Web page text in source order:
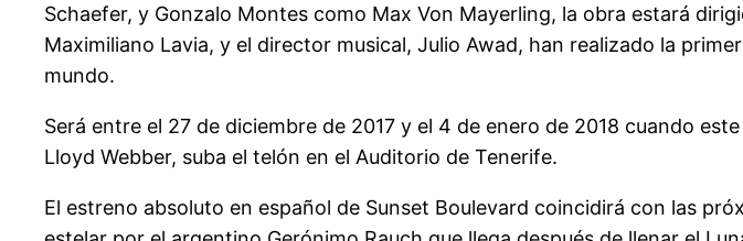
Schaefer, y Gonzalo Montes como Max Von Mayerling, la obra estará
Maximiliano Lavia, y el director musical, Julio Awad, han realizado la
mundo.
Será entre el 27 de diciembre de 2017 y el 4 de enero de 2018 cuando
Lloyd Webber, suba el telón en el Auditorio de Tenerife.
El estreno absoluto en español de Sunset Boulevard coincidirá con las